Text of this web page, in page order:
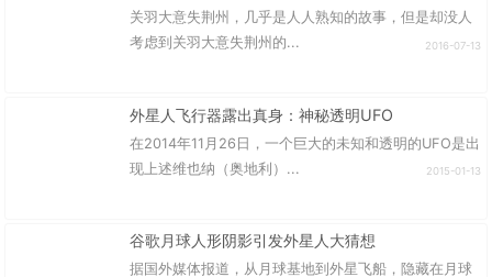
关羽大意失荆州，几乎是人人熟知的故事，但是却没人
考虑到关羽大意失荆州的...
2016-07-13
外星人飞行器露出真身：神秘透明UFO
在2014年11月26日，一个巨大的未知和透明的UFO是出
现上述维也纳（奥地利）...
2015-01-13
谷歌月球人形阴影引发外星人大猜想
据国外媒体报道，从月球基地到外星飞船，隐藏在月球